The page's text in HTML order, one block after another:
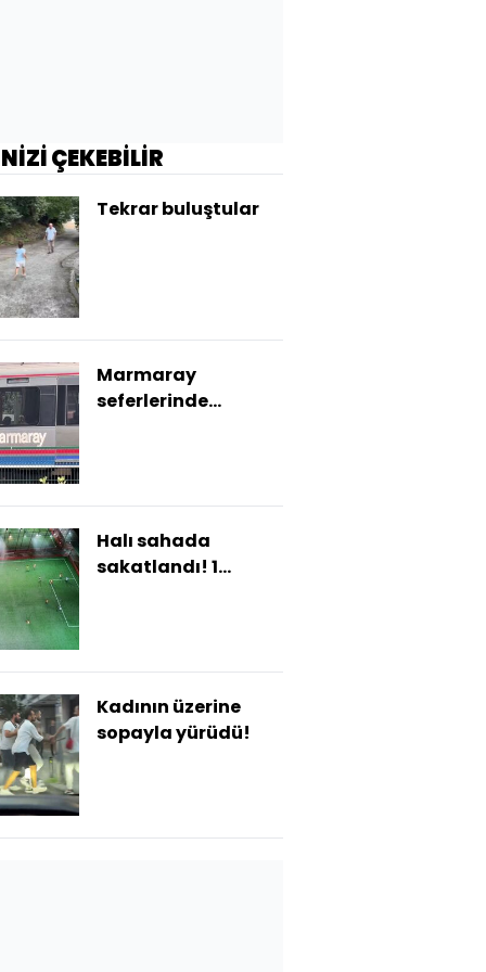
ÇEKEBİLİR
Tekrar buluştular
Marmaray
seferlerinde
Halı sahada
sakatlandı! 1
Kadının üzerine
sopayla yürüdü!